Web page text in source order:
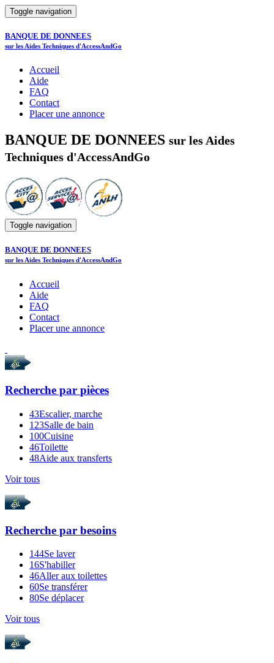
Toggle navigation
BANQUE DE DONNEES
sur les Aides Techniques d'AccessAndGo
Accueil
Aide
FAQ
Contact
Placer une annonce
BANQUE DE DONNEES sur les Aides
Techniques d'AccessAndGo
Toggle navigation
BANQUE DE DONNEES
sur les Aides Techniques d'AccessAndGo
Accueil
Aide
FAQ
Contact
Placer une annonce
Recherche par pièces
43Escalier, marche
123Salle de bain
100Cuisine
46Toilette
48Aide aux transferts
Voir tous
Recherche par besoins
144Se laver
16S'habiller
46Aller aux toilettes
60Se transférer
80Se déplacer
Voir tous